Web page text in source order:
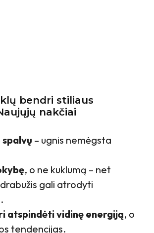
bendri stiliaus
nakčiai
– ugnis nemėgsta
, o ne kuklumą – net
gali atrodyti
atspindėti vidinę energiją, o
tendencijas.